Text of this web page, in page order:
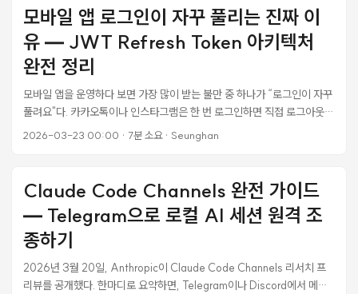
되었지만, 검색 결과에는 나타나지 않는 상태였다. 이전에 유효성 검사를
요청했지만 실패로 돌아왔다. 무엇이 문제인지, 어떻게 해결했는지 기록한
다. ‘크롤링됨 - 현재 색인이 생성되지 않음’이란? Google의 페이지 색인
생성 과정은 크게 3단계로 나뉜다: ...
모바일 앱 로그인이 자꾸 풀리는 진짜 이
유 — JWT Refresh Token 아키텍처
완전 정리
모바일 앱을 운영하다 보면 가장 많이 받는 불만 중 하나가 “로그인이 자꾸
풀려요"다. 카카오톡이나 인스타그램은 한 번 로그인하면 직접 로그아웃하
기 전까지 영원히 유지되는데, 내 앱은 왜 하루만 지나면 다시 로그인하라
“TTL을 늘려라"가 아니라, JWT 인증 시스템의 구조적 문제를 하나씩 찾
아가는 과정이다. 증상: 1시간마다 로그인이 풀림 앱을 백그라운드에 두었
다가 1시간 후에 열면 로그인 화면으로 돌아간다. 사용 중에는 문제가 없는
데, 잠깐 앱을 닫았다 열면 세션이 사라진다. ...
2026-03-23 00:00 · 7분 소요· Seunghan
Claude Code Channels 완전 가이드
— Telegram으로 로컬 AI 세션 원격 조
종하기
2026년 3월 20일, Anthropic이 Claude Code Channels 리서치 프
리뷰를 공개했다. 한마디로 요약하면, Telegram이나 Discord에서 메시